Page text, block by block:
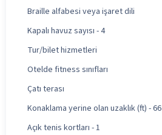
Braille alfabesi veya işaret dili
Kapalı havuz sayısı - 4
Tur/bilet hizmetleri
Otelde fitness sınıfları
Çatı terası
Konaklama yerine olan uzaklık (ft) - 66
Açık tenis kortları - 1